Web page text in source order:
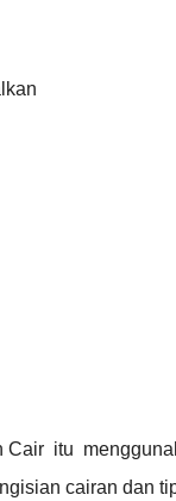
Cair itu
cairan dan